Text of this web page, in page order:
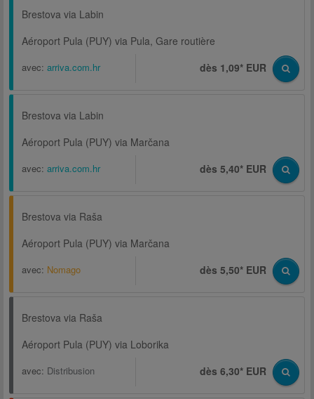
Brestova via Labin
Aéroport Pula (PUY) via Pula, Gare routière
avec: arriva.com.hr dès 1,09* EUR
Brestova via Labin
Aéroport Pula (PUY) via Marčana
avec: arriva.com.hr dès 5,40* EUR
Brestova via Raša
Aéroport Pula (PUY) via Marčana
avec: Nomago dès 5,50* EUR
Brestova via Raša
Aéroport Pula (PUY) via Loborika
avec: Distribusion dès 6,30* EUR